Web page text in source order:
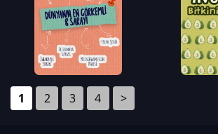
1 2 3 4 >